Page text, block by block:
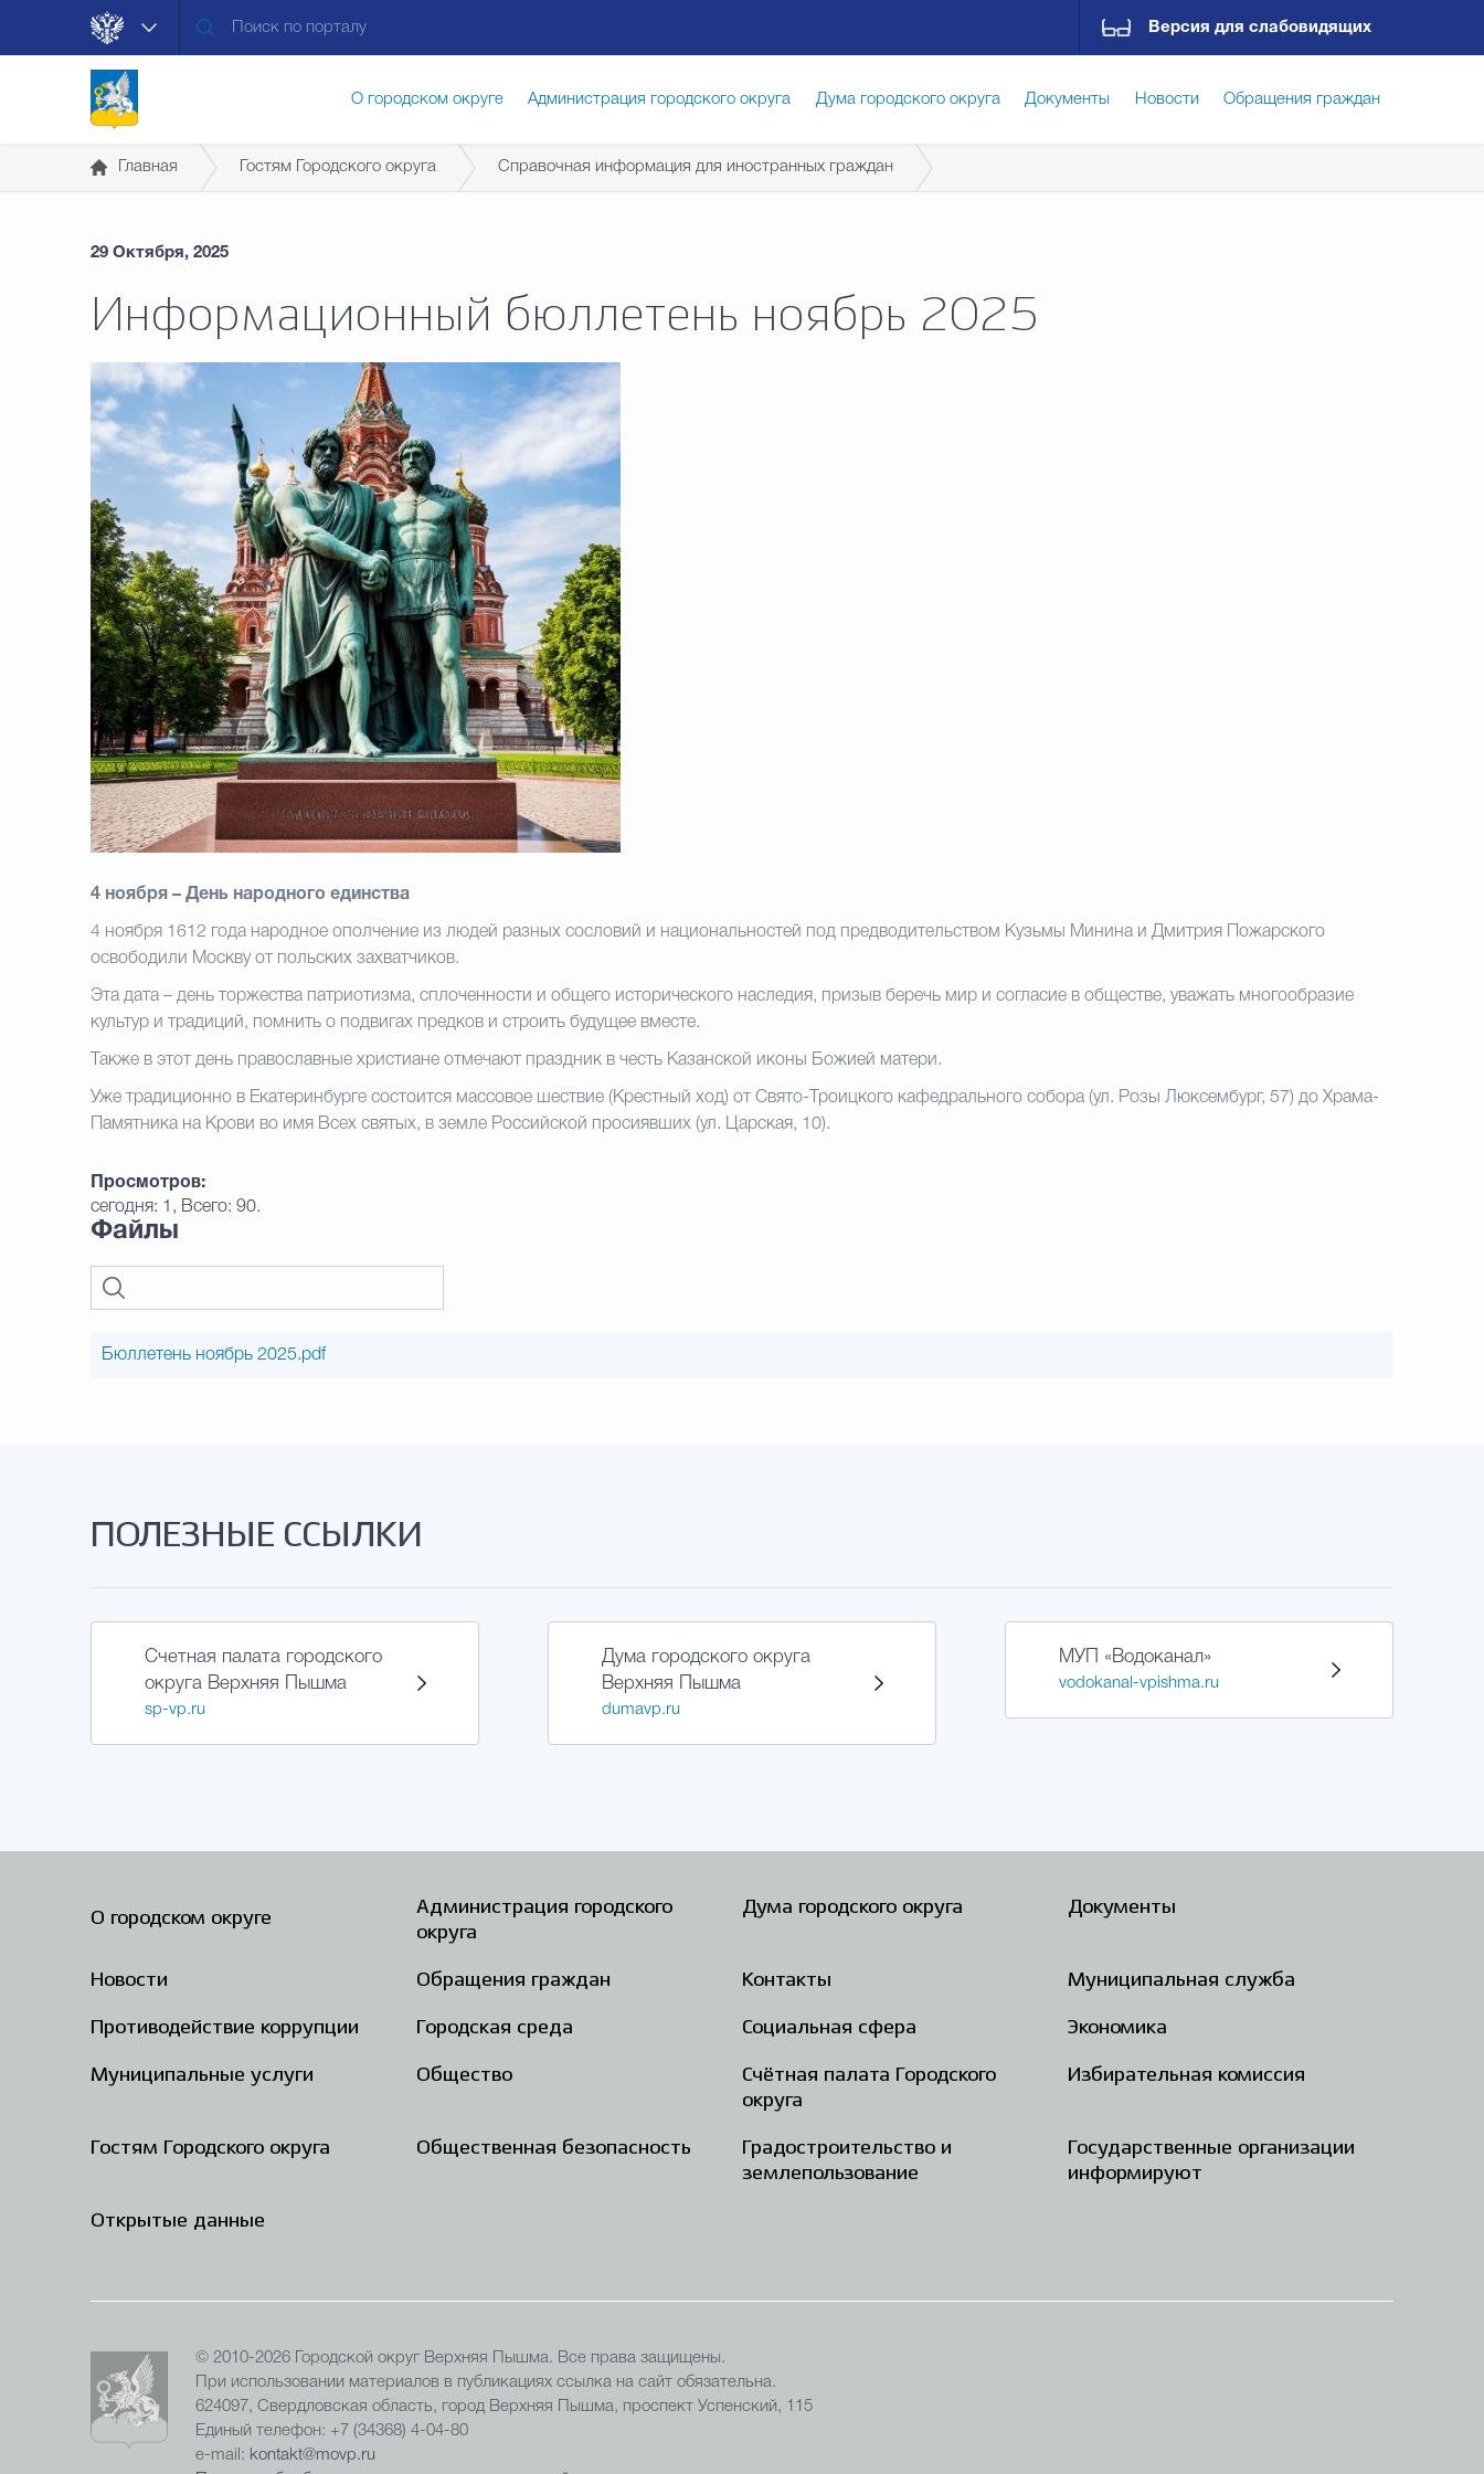
Версия для слабовидящих
О городском округе Администрация городского округа Дума городского округа Документы Новости Обращения граждан
Общественная безопасность
Открытые данные
Главная Гостям Городского округа Справочная информация для иностранных граждан
29 Октября, 2025
Информационный бюллетень ноябрь 2025
4 ноября – День народного единства
4 ноября 1612 года народное ополчение из людей разных сословий и национальностей под предводительством Кузьмы Минина и Дмитрия
Пожарского
освободили Москву от польских захватчиков.
Эта дата – день торжества патриотизма, сплоченности и общего исторического наследия, призыв беречь мир и согласие в обществе, уважать многообразие
культур и традиций, помнить о подвигах предков и строить будущее вместе.
Также в этот день православные христиане отмечают праздник в честь Казанской иконы Божией матери.
Уже традиционно в Екатеринбурге состоится массовое шествие (Крестный ход) от Свято- Троицкого кафедрального собора (ул. Розы Люксембург, 57) до Храма-
Памятника на Крови во имя Всех святых, в земле Российской просиявших (ул. Царская, 10).
Просмотров:
сегодня: 1, Всего: 90.
Файлы
Бюллетень ноябрь 2025.pdf
ПОЛЕЗНЫЕ ССЫЛКИ
Счетная палата городского
округа Верхняя Пышма
sp-vp.ru
Дума городского округа
Верхняя Пышма
dumavp.ru
МУП «Водоканал»
vodokanal-vpishma.ru
О городском округе
Администрация городского
округа
Дума городского округа Документы
Новости Обращения граждан Контакты Муниципальная служба
Противодействие коррупции Городская среда Социальная сфера Экономика
Муниципальные услуги Общество
Счётная палата Городского
округа
Избирательная комиссия
Гостям Городского округа Общественная безопасность
Градостроительство и
землепользование
Государственные организации
информируют
Открытые данные
© 2010-2026 Городской округ Верхняя Пышма. Все права защищены.
При использовании материалов в публикациях ссылка на сайт обязательна.
624097, Свердловская область, город Верхняя Пышма, проспект Успенский, 115
Единый телефон: +7 (34368) 4-04-80
e-mail: kontakt@movp.ru